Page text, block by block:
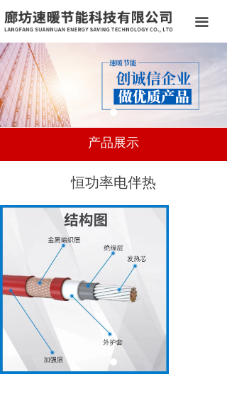
끀
网站首页
关于我们
产品展示
服务案例
访客留言
联系我们
产品展示
恒功率电伴热